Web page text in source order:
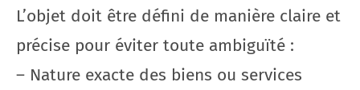
L’objet doit être défini de manière claire et
précise pour éviter toute ambiguïté :
– Nature exacte des biens ou services